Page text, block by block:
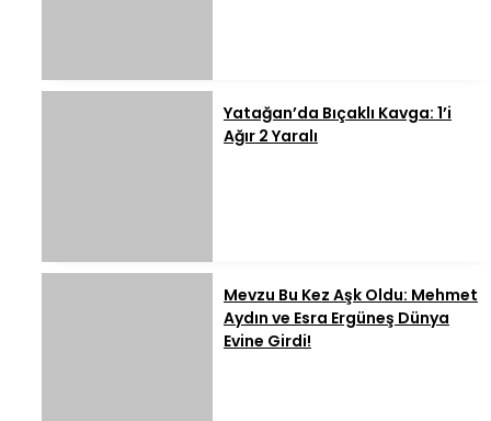
Yatağan’da Bıçaklı Kavga: 1’i
Ağır 2 Yaralı
Mevzu Bu Kez Aşk Oldu: Mehmet
Aydın ve Esra Ergüneş Dünya
Evine Girdi!